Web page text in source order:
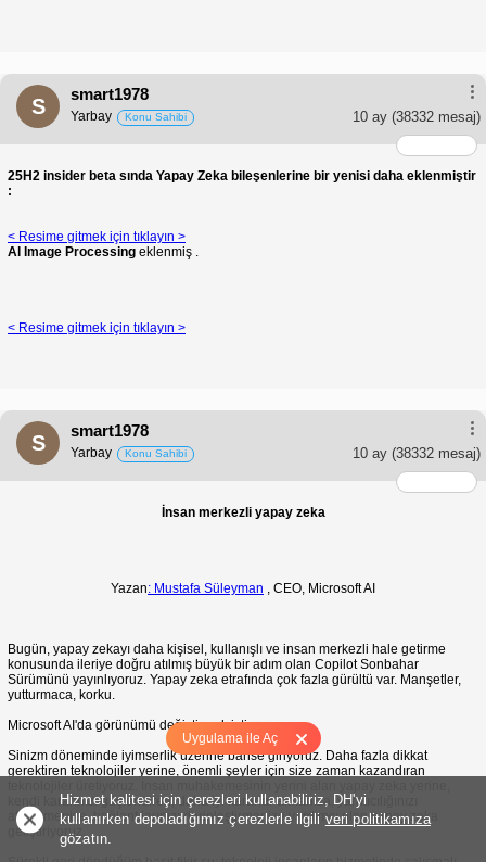
Uygulama ile Aç
S
smart1978
10 ay (38332 mesaj)
Yarbay Konu Sahibi
25H2 insider beta sında Yapay Zeka bileşenlerine bir yenisi daha eklenmiştir
:
< Resime gitmek için tıklayın >
Al Image Processing eklenmiş .
< Resime gitmek için tıklayın >
S
smart1978
10 ay (38332 mesaj)
Yarbay Konu Sahibi
İnsan merkezli yapay zeka
Yazan: Mustafa Süleyman , CEO, Microsoft AI
Bugün, yapay zekayı daha kişisel, kullanışlı ve insan merkezli hale getirme
konusunda ileriye doğru atılmış büyük bir adım olan Copilot Sonbahar
Sürümünü yayınlıyoruz. Yapay zeka etrafında çok fazla gürültü var. Manşetler,
yutturmaca, korku.
Microsoft AI'da görünümü değiştirmek istiyoruz.
Sinizm döneminde iyimserlik üzerine bahse giriyoruz. Daha fazla dikkat
gerektiren teknolojiler yerine, önemli şeyler için size zaman kazandıran
kendi kararınızı güçlendiren, daha iyi kararlar almanıza, yaratıcılığınızı
ateşlemenize, bağlantılarınızı derinleştirmenize yardımcı olan yapay zeka
geliştiriyoruz.
Hizmet kalitesi için çerezleri kullanabiliriz, DH'yi
kullanırken depoladığımız çerezlerle ilgili veri politikamıza
gözatın.